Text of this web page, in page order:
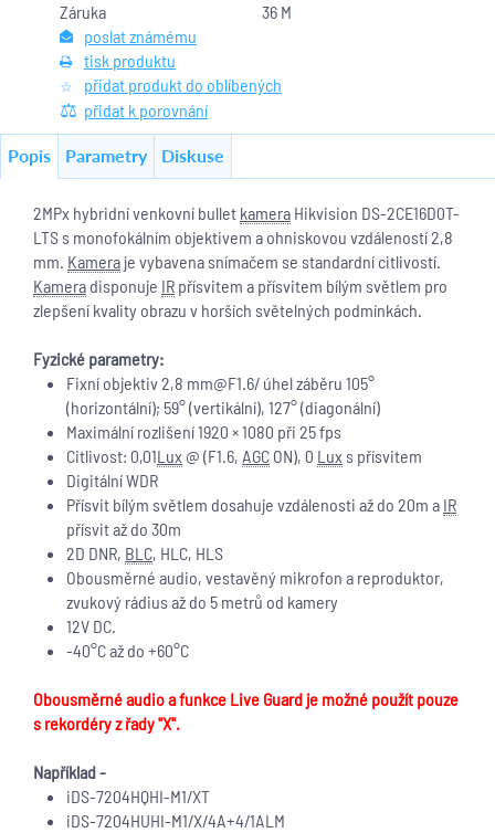
Záruka
36 M
poslat známému
tisk produktu
přidat produkt do oblíbených
přidat k porovnání
Popis Parametry Diskuse
2MPx hybridní venkovní bullet kamera Hikvision DS-2CE16D0T-
LTS s monofokálním objektivem a ohniskovou vzdáleností 2,8
mm. Kamera je vybavena snímačem se standardní citlivostí.
Kamera disponuje IR přísvitem a přísvitem bílým světlem pro
zlepšení kvality obrazu v horších světelných podmínkách.
Fyzické parametry:
Fixní objektiv 2,8 mm@F1.6/ úhel záběru 105°
(horizontální); 59° (vertikální), 127° (diagonální)
Maximální rozlišení 1920 × 1080 při 25 fps
Citlivost: 0,01Lux @ (F1.6, AGC ON), 0 Lux s přísvitem
Digitální WDR
Přísvit bílým světlem dosahuje vzdálenosti až do 20m a IR
přísvit až do 30m
2D DNR, BLC, HLC, HLS
Obousměrné audio, vestavěný mikrofon a reproduktor,
zvukový rádius až do 5 metrů od kamery
12V DC.
-40°C až do +60°C
Obousměrné audio a funkce Live Guard je možné použít pouze
s rekordéry z řady "X".
Například -
iDS-7204HQHI-M1/XT
iDS-7204HUHI-M1/X/4A+4/1ALM